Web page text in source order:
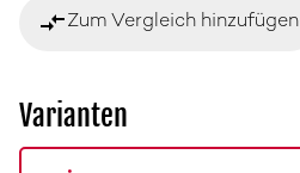
compare_arrowsZum Vergleich hinzufügen
Varianten